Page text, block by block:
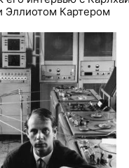
Эллиотом Картером